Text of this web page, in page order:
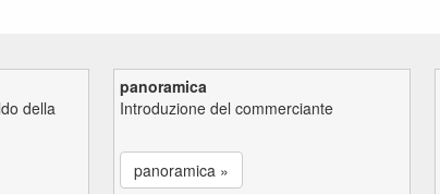
della
panoramica
Introduzione del commerciante
panoramica »